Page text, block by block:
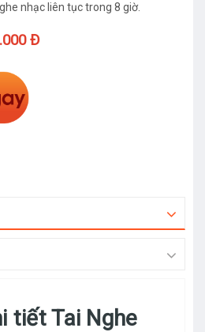
nhạc liên tục trong 8 giờ.
Đ
tiết Tai Nghe